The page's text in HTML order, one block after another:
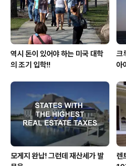
전직하를 하면서 실업율이 상승을 하여 직장을..
역시 돈이 있어야 하는 미국 대학
의 조기 입학!!
크
아
모게지 완납! 그런데 재산세가 발
렌